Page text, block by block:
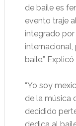
de baile es
evento traje
integrado
baile.”
“Yo soy
de la música
decidido